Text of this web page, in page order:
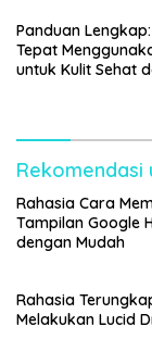
Panduan
Tepat
untuk Kulit Sehat
Rekomendasi
Rahasia Cara
Tampilan Google
dengan Mudah
Rahasia
Melakukan Lucid